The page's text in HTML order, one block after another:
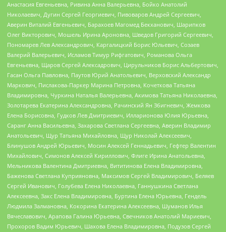
Анастасия Евгеньевна, Ривина Анна Валерьевна, Бойко Анатолий
Николаевич, Дугин Сергей Георгиевич, Пивоваров Андрей Сергеевич,
Аверин Виталий Евгеньевич, Барахоев Магомед Бекханович, Шарипков
Олег Викторович, Мошель Ирина Ароновна, Шведов Григорий Сергеевич,
Пономарев Лев Александрович, Каргалицкий Борис Юльевич, Созаев
Валерий Валерьевич, Исламов Тимур Рифгатович, Романова Ольга
Евгеньевна, Щаров Сергей Алексадрович, Цирульников Борис Альбертович,
Гасан Ольга Павловна, Паутов Юрий Анатольевич, Верховский Александр
Маркович, Пислакова-Паркер Марина Петровна, Кочеткова Татьяна
Владимировна, Чуркина Наталья Валерьевна, Акимова Татьяна Николаевна,
Золотарева Екатерина Александровна, Рачинский Ян Збигневич, Жемкова
Елена Борисовна, Гудков Лев Дмитриевич, Илларионова Юлия Юрьевна,
Саранг Анна Васильевна, Захарова Светлана Сергеевна, Аверин Владимир
Анатольевич, Щур Татьяна Михайловна, Щур Николай Алексеевич,
Блинушов Андрей Юрьевич, Мосин Алексей Геннадьевич, Гефтер Валентин
Михайлович, Симонов Алексей Кириллович, Флиге Ирина Анатольевна,
Мельникова Валентина Дмитриевна, Вититинова Елена Владимировна,
Баженова Светлана Куприяновна, Максимов Сергей Владимирович, Беляев
Сергей Иванович, Голубева Елена Николаевна, Ганнушкина Светлана
Алексеевна, Закс Елена Владимировна, Буртина Елена Юрьевна, Гендель
Людмила Залмановна, Кокорина Екатерина Алексеевна, Шуманов Илья
Вячеславович, Арапова Галина Юрьевна, Свечников Анатолий Мариевич,
Прохоров Вадим Юрьевич, Шахова Елена Владимировна, Подузов Сергей